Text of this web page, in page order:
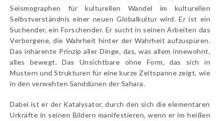
Seismographen für kulturellen Wandel im kulturellen
Selbstverständnis einer neuen Globalkultur wird. Er ist ein
Suchender, ein Forschender. Er sucht in seinen Arbeiten das
Verborgene, die Wahrheit hinter der Wahrheit aufzuspüren.
Das inhärente Prinzip aller Dinge, das, was allem innewohnt,
alles bewegt. Das Unsichtbare ohne Form, das sich in
Mustern und Strukturen für eine kurze Zeitspanne zeigt, wie
in den verwehten Sanddünen der Sahara.
Dabei ist er der Katalysator, durch den sich die elementaren
Urkräfte in seinen Bildern manifestieren, wenn er im heißen